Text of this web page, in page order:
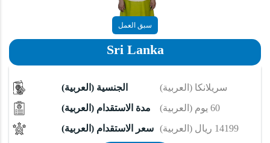
سبق العمل
Sri Lanka
(العربية) الجنسية
(العربية) سريلانكا
(العربية) مدة الاستقدام
(العربية) 60 يوم
(العربية) سعر الاستقدام
(العربية) 14199 ريال